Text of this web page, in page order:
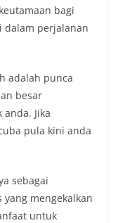
bagi
dalam perjalanan
adalah punca
besar
Jika
pula kini anda
sebagai
yang mengekalkan
untuk